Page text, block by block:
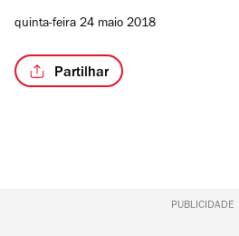
quinta-feira 24 maio 2018
Partilhar
PUBLICIDADE